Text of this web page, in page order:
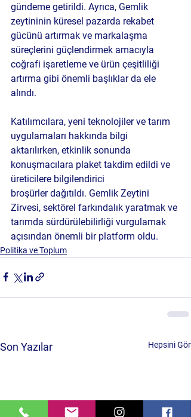
gündeme getirildi. Ayrıca, Gemlik
zeytininin küresel pazarda rekabet
gücünü artırmak ve markalaşma
süreçlerini güçlendirmek amacıyla
coğrafi işaretleme ve ürün çeşitliliği
artırma gibi önemli başlıklar da ele
alındı.
Katılımcılara, yeni teknolojiler ve tarım
uygulamaları hakkında bilgi
aktarılırken, etkinlik sonunda
konuşmacılara plaket takdim edildi ve
üreticilere bilgilendirici
broşürler dağıtıldı. Gemlik Zeytini
Zirvesi, sektörel farkındalık yaratmak ve
tarımda sürdürülebilirliği vurgulamak
açısından önemli bir platform oldu.
Politika ve Toplum
Son Yazılar Hepsini Gör